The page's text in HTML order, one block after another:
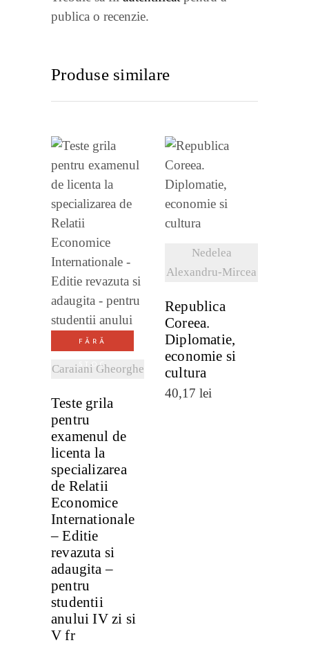
publica o recenzie.
Produse similare
FĂRĂ
STOC
Caraiani Gheorghe
VEZI
DETALII
Teste grila
pentru
examenul de
licenta la
specializarea
de Relatii
Economice
Internationale
– Editie
revazuta si
adaugita –
pentru
studentii
anului IV zi si
V fr
Nedelea
Alexandru-Mircea
DETALII
Republica
Coreea.
Diplomatie,
economie si
cultura
40,17 lei